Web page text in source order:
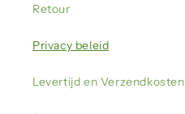
Retour
Privacy beleid
Levertijd en Verzendkosten